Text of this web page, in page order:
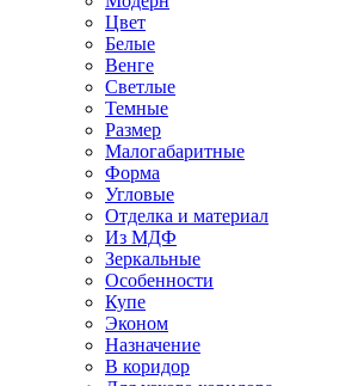
Цвет
Белые
Венге
Светлые
Темные
Размер
Малогабаритные
Форма
Угловые
Отделка и материал
Из МДФ
Зеркальные
Особенности
Купе
Эконом
Назначение
В коридор